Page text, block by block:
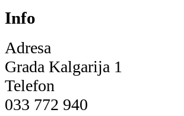
Info
Adresa
Grada Kalgarija 1
Telefon
033 772 940